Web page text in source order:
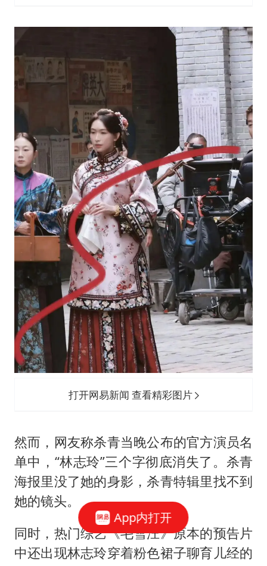
打开网易新闻 查看精彩图片
然而，网友称杀青当晚公布的官方演员名
单中，“林志玲”三个字彻底消失了。杀青
海报里没了她的身影，杀青特辑里找不到
她的镜头。
同时，热门综艺《毛雪汪》原本的预告片
中还出现林志玲穿着粉色裙子聊育儿经的
App内打开